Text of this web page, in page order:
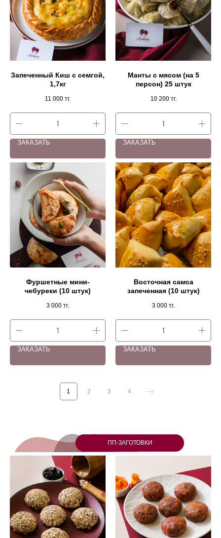
Запеченный Киш с семгой,
1,7кг
11 000 тг.
ЗАКАЗАТЬ
Манты с мясом (на 5
персон) 25 штук
10 200 тг.
ЗАКАЗАТЬ
Фуршетные мини-
чебуреки (10 штук)
3 000 тг.
ЗАКАЗАТЬ
Восточная самса
запеченная (10 штук)
3 000 тг.
ЗАКАЗАТЬ
1 2 3 4
ПП-ЗАГОТОВКИ